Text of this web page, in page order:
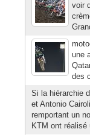
voir
une
des
Si la hiérarchie
et Antonio
remportant un
KTM ont réalisé